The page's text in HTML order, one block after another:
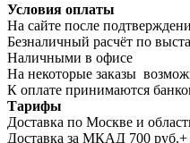
Условия оплаты
На сайте после
Безналичный расчёт по
Наличными в офисе
На некоторые заказы
К оплате принимаются
Тарифы
Доставка по Москве и
Доставка за МКАД 700